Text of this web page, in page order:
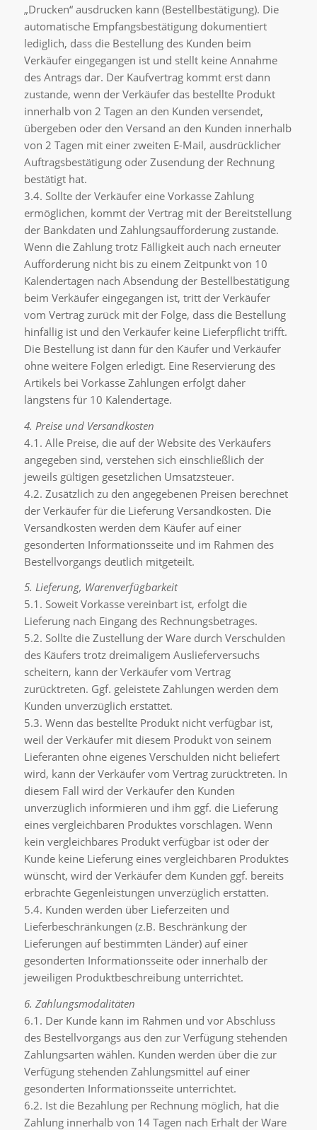
„Drucken“ ausdrucken kann (Bestellbestätigung). Die
automatische Empfangsbestätigung dokumentiert
lediglich, dass die Bestellung des Kunden beim
Verkäufer eingegangen ist und stellt keine Annahme
des Antrags dar. Der Kaufvertrag kommt erst dann
zustande, wenn der Verkäufer das bestellte Produkt
innerhalb von 2 Tagen an den Kunden versendet,
übergeben oder den Versand an den Kunden innerhalb
von 2 Tagen mit einer zweiten E-Mail, ausdrücklicher
Auftragsbestätigung oder Zusendung der Rechnung
bestätigt hat.
3.4. Sollte der Verkäufer eine Vorkasse Zahlung
ermöglichen, kommt der Vertrag mit der Bereitstellung
der Bankdaten und Zahlungsaufforderung zustande.
Wenn die Zahlung trotz Fälligkeit auch nach erneuter
Aufforderung nicht bis zu einem Zeitpunkt von 10
Kalendertagen nach Absendung der Bestellbestätigung
beim Verkäufer eingegangen ist, tritt der Verkäufer
vom Vertrag zurück mit der Folge, dass die Bestellung
hinfällig ist und den Verkäufer keine Lieferpflicht trifft.
Die Bestellung ist dann für den Käufer und Verkäufer
ohne weitere Folgen erledigt. Eine Reservierung des
Artikels bei Vorkasse Zahlungen erfolgt daher
längstens für 10 Kalendertage.
4. Preise und Versandkosten
4.1. Alle Preise, die auf der Website des Verkäufers
angegeben sind, verstehen sich einschließlich der
jeweils gültigen gesetzlichen Umsatzsteuer.
4.2. Zusätzlich zu den angegebenen Preisen berechnet
der Verkäufer für die Lieferung Versandkosten. Die
Versandkosten werden dem Käufer auf einer
gesonderten Informationsseite und im Rahmen des
Bestellvorgangs deutlich mitgeteilt.
5. Lieferung, Warenverfügbarkeit
5.1. Soweit Vorkasse vereinbart ist, erfolgt die
Lieferung nach Eingang des Rechnungsbetrages.
5.2. Sollte die Zustellung der Ware durch Verschulden
des Käufers trotz dreimaligem Auslieferversuchs
scheitern, kann der Verkäufer vom Vertrag
zurücktreten. Ggf. geleistete Zahlungen werden dem
Kunden unverzüglich erstattet.
5.3. Wenn das bestellte Produkt nicht verfügbar ist,
weil der Verkäufer mit diesem Produkt von seinem
Lieferanten ohne eigenes Verschulden nicht beliefert
wird, kann der Verkäufer vom Vertrag zurücktreten. In
diesem Fall wird der Verkäufer den Kunden
unverzüglich informieren und ihm ggf. die Lieferung
eines vergleichbaren Produktes vorschlagen. Wenn
kein vergleichbares Produkt verfügbar ist oder der
Kunde keine Lieferung eines vergleichbaren Produktes
wünscht, wird der Verkäufer dem Kunden ggf. bereits
erbrachte Gegenleistungen unverzüglich erstatten.
5.4. Kunden werden über Lieferzeiten und
Lieferbeschränkungen (z.B. Beschränkung der
Lieferungen auf bestimmten Länder) auf einer
gesonderten Informationsseite oder innerhalb der
jeweiligen Produktbeschreibung unterrichtet.
6. Zahlungsmodalitäten
6.1. Der Kunde kann im Rahmen und vor Abschluss
des Bestellvorgangs aus den zur Verfügung stehenden
Zahlungsarten wählen. Kunden werden über die zur
Verfügung stehenden Zahlungsmittel auf einer
gesonderten Informationsseite unterrichtet.
6.2. Ist die Bezahlung per Rechnung möglich, hat die
Zahlung innerhalb von 14 Tagen nach Erhalt der Ware